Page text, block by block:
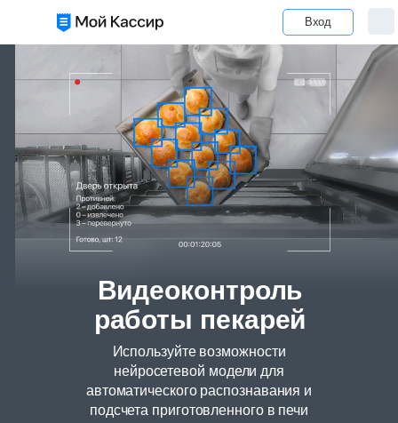
Вход
Используйте возможности
нейросетевой модели для
автоматического распознавания и
подсчета приготовленного в печи
Видеоконтроль
работы пекарей